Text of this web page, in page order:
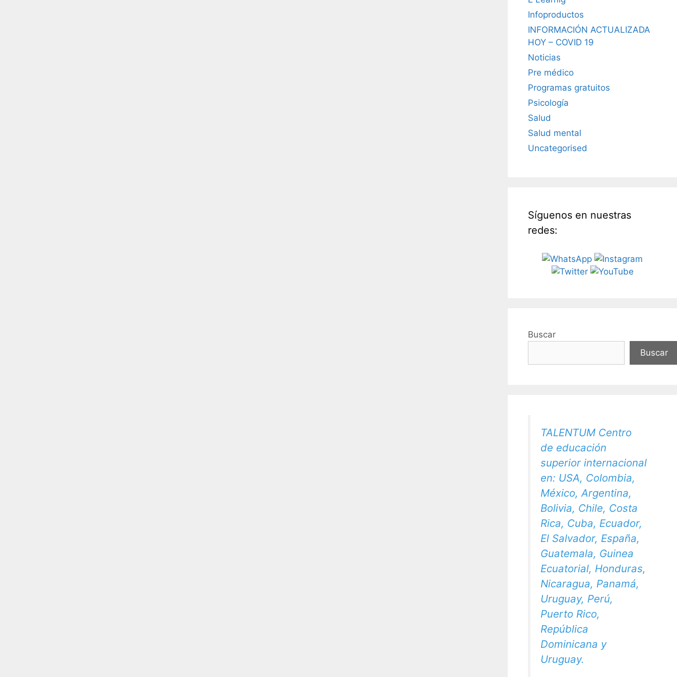
Infoproductos
INFORMACIÓN ACTUALIZADA
HOY – COVID 19
Noticias
Pre médico
Programas gratuitos
Psicología
Salud
Salud mental
Uncategorised
Síguenos en nuestras
redes:
Buscar
Buscar
TALENTUM Centro
de educación
superior internacional
en: USA, Colombia,
México, Argentina,
Bolivia, Chile, Costa
Rica, Cuba, Ecuador,
El Salvador, España,
Guatemala, Guinea
Ecuatorial, Honduras,
Nicaragua, Panamá,
Uruguay, Perú,
Puerto Rico,
República
Dominicana y
Uruguay.